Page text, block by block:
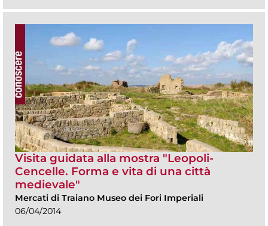
Visita guidata alla mostra "Leopoli-
Cencelle. Forma e vita di una città
medievale"
Mercati di Traiano Museo dei Fori Imperiali
06/04/2014